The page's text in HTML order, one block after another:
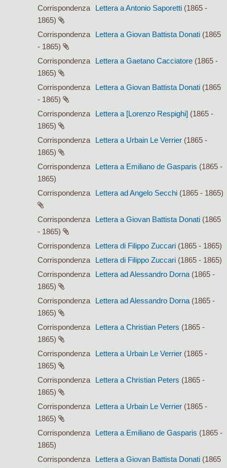
Corrispondenza
Lettera a Antonio Saporetti (1865 -
1865)
Corrispondenza
Lettera a Giovan Battista Donati (1865
- 1865)
Corrispondenza
Lettera a Gaetano Cacciatore (1865 -
1865)
Corrispondenza
Lettera a Giovan Battista Donati (1865
- 1865)
Corrispondenza
Lettera a [Lorenzo Respighi] (1865 -
1865)
Corrispondenza
Lettera a Urbain Le Verrier (1865 -
1865)
Corrispondenza
Lettera a Emiliano de Gasparis (1865 -
1865)
Corrispondenza
Lettera ad Angelo Secchi (1865 - 1865)
Corrispondenza Lettera a Giovan Battista Donati (1865
- 1865)
Corrispondenza
Lettera di Filippo Zuccari (1865 - 1865)
Corrispondenza
Lettera di Filippo Zuccari (1865 - 1865)
Corrispondenza
Lettera ad Alessandro Dorna (1865 -
1865)
Corrispondenza
Lettera ad Alessandro Dorna (1865 -
1865)
Corrispondenza
Lettera a Christian Peters (1865 -
1865)
Corrispondenza
Lettera a Urbain Le Verrier (1865 -
1865)
Corrispondenza
Lettera a Christian Peters (1865 -
1865)
Corrispondenza
Lettera a Urbain Le Verrier (1865 -
1865)
Corrispondenza
Lettera a Emiliano de Gasparis (1865 -
1865)
Corrispondenza
Lettera a Giovan Battista Donati (1865